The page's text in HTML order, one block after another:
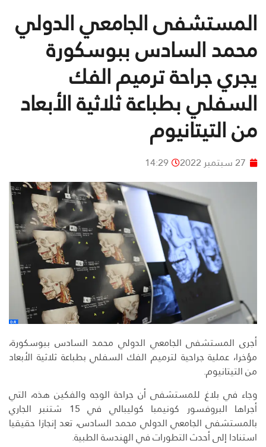
المستشفى الجامعي الدولي
محمد السادس ببوسكورة
يجري جراحة ترميم الفك
السفلي بطباعة ثلاثية الأبعاد
من التيتانيوم
27 سبتمبر 2022 14:29
أجرى المستشفى الجامعي الدولي محمد السادس ببوسكورة،
مؤخرا، عملية جراحية لترميم الفك السفلي بطباعة ثلاثية الأبعاد
من التيتانيوم.
وجاء في بلاغ للمستشفى أن جراحة الوجه والفكين هذه، التي
أجراها البروفسور كونيمبا كوليبالي في 15 شتنبر الجاري
بالمستشفى الجامعي الدولي محمد السادس، تعد إنجازا حقيقيا
استنادا إلى أحدث التطورات في الهندسة الطبية.